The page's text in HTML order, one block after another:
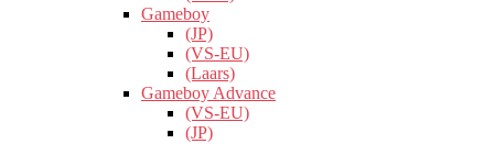
Gameboy
(JP)
(VS-EU)
(Laars)
Gameboy Advance
(VS-EU)
(JP)